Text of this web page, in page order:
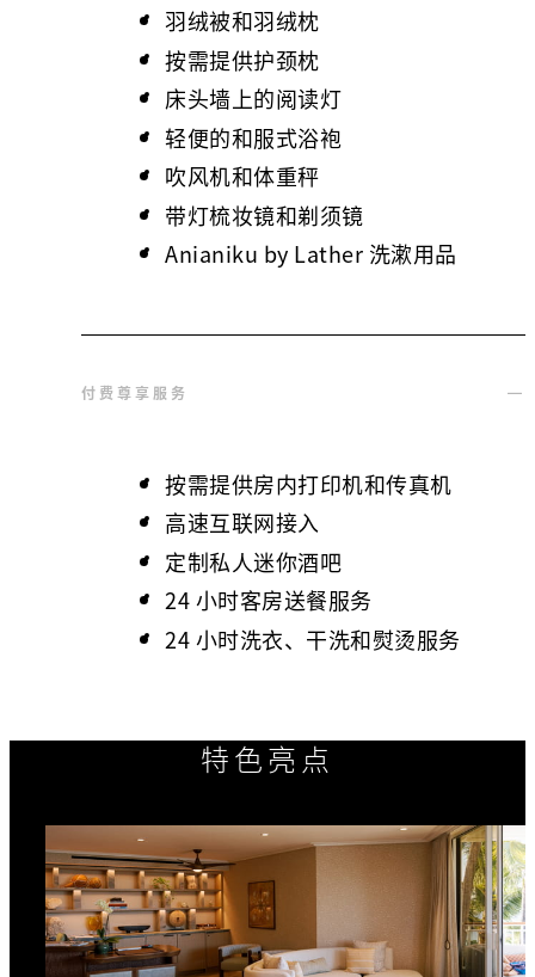
羽绒被和羽绒枕
按需提供护颈枕
床头墙上的阅读灯
轻便的和服式浴袍
吹风机和体重秤
带灯梳妆镜和剃须镜
Anianiku by Lather 洗漱用品
付费尊享服务
按需提供房内打印机和传真机
高速互联网接入
定制私人迷你酒吧
24 小时客房送餐服务
24 小时洗衣、干洗和熨烫服务
特色亮点